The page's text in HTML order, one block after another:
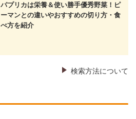
パプリカは栄養＆使い勝手優秀野菜！ピ
ーマンとの違いやおすすめの切り方・食
べ方を紹介
検索方法について